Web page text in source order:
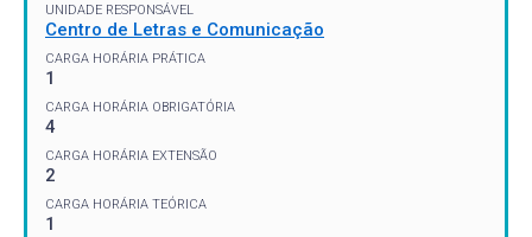
UNIDADE RESPONSÁVEL
Centro de Letras e Comunicação
CARGA HORÁRIA PRÁTICA
1
CARGA HORÁRIA OBRIGATÓRIA
4
CARGA HORÁRIA EXTENSÃO
2
CARGA HORÁRIA TEÓRICA
1